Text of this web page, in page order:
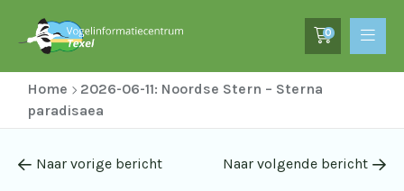
0
Home
2026-06-11: Noordse Stern – Sterna
paradisaea
Naar vorige bericht Naar volgende bericht